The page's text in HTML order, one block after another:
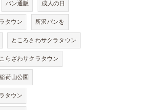
パン通販 成人の日
タウン 所沢パンを
ところさわサクラタウン
らざわサクラタウン
荷山公園
タウン